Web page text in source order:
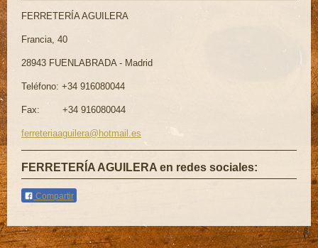
FERRETERÍA AGUILERA
Francia, 40
28943 FUENLABRADA - Madrid
Teléfono: +34 916080044
Fax: +34 916080044
ferreteriaaguilera@hotmail.es
FERRETERÍA AGUILERA en redes sociales:
Compartir